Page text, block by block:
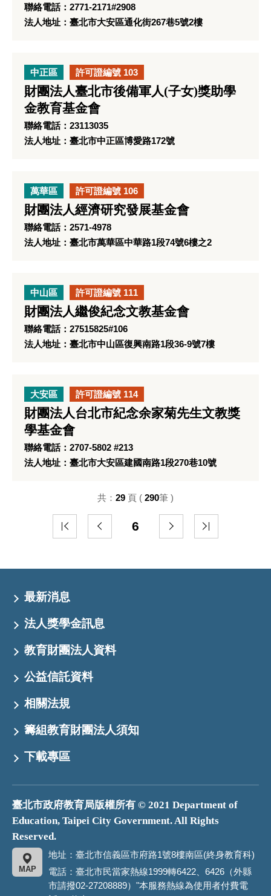
聯絡電話：2771-2171#2908
法人地址：臺北市大安區通化街267巷5號2樓
中正區 許可證編號 103
財團法人臺北市後備軍人(子女)獎助學
金教育基金會
聯絡電話：23113035
法人地址：臺北市中正區博愛路172號
萬華區 許可證編號 106
財團法人經濟研究發展基金會
聯絡電話：2571-4978
法人地址：臺北市萬華區中華路1段74號6樓之2
中山區 許可證編號 111
財團法人繼俊紀念文教基金會
聯絡電話：27515825#106
法人地址：臺北市中山區復興南路1段36-9號7樓
大安區 許可證編號 114
財團法人台北市紀念余家菊先生文教獎
學基金會
聯絡電話：2707-5802 #213
法人地址：臺北市大安區建國南路1段270巷10號
6
共： 29 頁 ( 290筆 )
最新消息
法人獎學金訊息
教育財團法人資料
公益信託資料
相關法規
籌組教育財團法人須知
下載專區
臺北市政府教育局版權所有 © 2021 Department of
Education, Taipei City Government. All Rights
Reserved.
地址：臺北市信義區市府路1號8樓南區(終身教育科)
MAP
電話：臺北市民當家熱線1999轉6422、6426（外縣
市請撥02-27208889）"本服務熱線為使用者付費電